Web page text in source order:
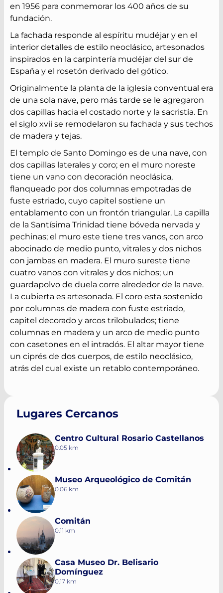
en 1956 para conmemorar los 400 años de su
fundación.
La fachada responde al espíritu mudéjar y en el
interior detalles de estilo neoclásico, artesonados
inspirados en la carpintería mudéjar del sur de
España y el rosetón derivado del gótico.
Originalmente la planta de la iglesia conventual era
de una sola nave, pero más tarde se le agregaron
dos capillas hacia el costado norte y la sacristía. En
el siglo xvii se remodelaron su fachada y sus techos
de madera y tejas.
El templo de Santo Domingo es de una nave, con
dos capillas laterales y coro; en el muro noreste
tiene un vano con decoración neoclásica,
flanqueado por dos columnas empotradas de
fuste estriado, cuyo capitel sostiene un
entablamento con un frontón triangular. La capilla
de la Santísima Trinidad tiene bóveda nervada y
pechinas; el muro este tiene tres vanos, con arco
abocinado de medio punto, vitrales y dos nichos
con jambas en madera. El muro sureste tiene
cuatro vanos con vitrales y dos nichos; un
guardapolvo de duela corre alrededor de la nave.
La cubierta es artesonada. El coro esta sostenido
por columnas de madera con fuste estriado,
capitel decorado y arcos trilobulados; tiene
columnas en madera y un arco de medio punto
con casetones en el intradós. El altar mayor tiene
un ciprés de dos cuerpos, de estilo neoclásico,
atrás del cual existe un retablo contemporáneo.
Lugares Cercanos
Centro Cultural Rosario Castellanos
0.05 km
Museo Arqueológico de Comitán
0.06 km
Comitán
0.11 km
Casa Museo Dr. Belisario
Domínguez
0.17 km